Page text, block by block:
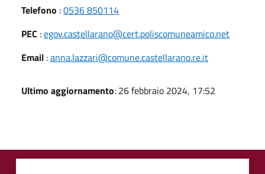
Telefono :0536 850114
PEC :egov.castellarano@cert.poliscomuneamico.net
Email :anna.lazzari@comune.castellarano.re.it
Ultimo aggiornamento: 26 febbraio 2024, 17:52